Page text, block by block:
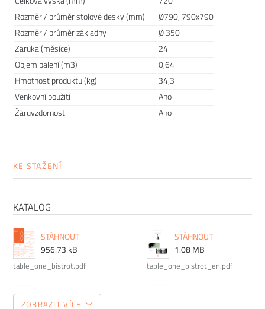
One - jedna - jednička - jedinečná, to vše bychom mohli říci
exkluzivně pro italskou značku
moderních hliníkovývch židlí zabodoval nejen v domácích
interiérech, ale i hlavně v komerčních prostorách a
kancelářích. Jsou nadčasové a svým jednoduše podmanivým
designem provzdušní a oživí snad každý interiér.
Rozměr / průměr stolové desky (mm)
Ø790, 790x790
Rozměr / průměr základny
Ø 350
Záruka (měsíce)
24
Objem balení (m3)
0,64
Hmotnost produktu (kg)
34,3
Venkovní použití
Ano
Žáruvzdornost
Ano
KE STAŽENÍ
KATALOG
STÁHNOUT
956.73 kB
table_one_bistrot.pdf
STÁHNOUT
1.08 MB
table_one_bistrot_en.pdf
STÁHNOUT
ZOBRAZIT VÍCE